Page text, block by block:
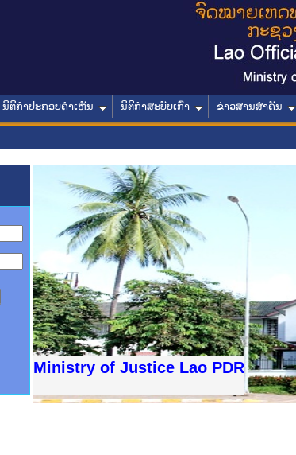
ນິຕິກໍາປະກອບຄໍາເຫັນ ນິຕິກໍາສະບັບເກົ່າ ຂ່າວສານສໍາຄັນ
Ministry of Justice Lao PDR